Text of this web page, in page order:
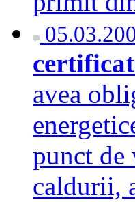
avea
punct de
caldurii,